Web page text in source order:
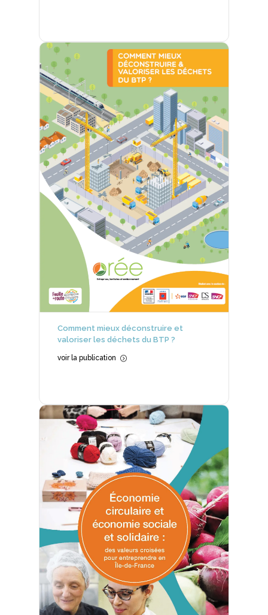
Comment mieux déconstruire et
valoriser les déchets du BTP ?
voir la publication =